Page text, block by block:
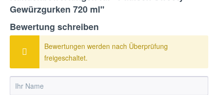
Gewürzgurken 720 ml"
Bewertung schreiben
Bewertungen werden nach Überprüfung
freigeschaltet.